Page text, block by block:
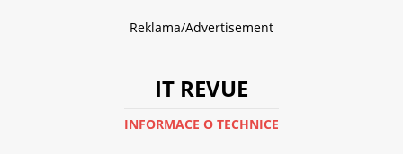
Reklama/Advertisement
IT REVUE
INFORMACE O TECHNICE